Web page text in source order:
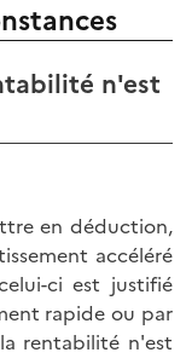
n'est
en déduction,
accéléré
ci est justifié
rapide ou par
rentabilité n'est